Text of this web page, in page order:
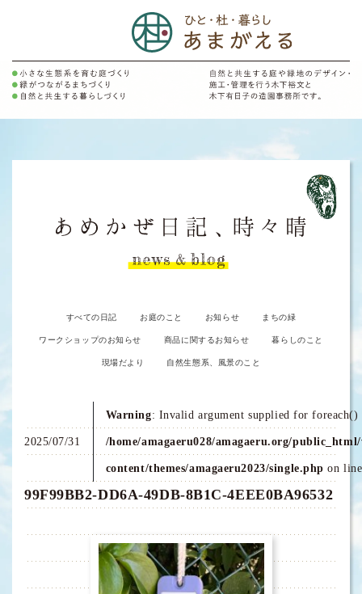
すべての日記 お庭のこと お知らせ まちの緑
ワークショップのお知らせ 商品に関するお知らせ 暮らしのこと
現場だより 自然生態系、風景のこと
2025/07/31
Warning: Invalid argument supplied for foreach()
/home/amagaeru028/amagaeru.org/
content/themes/amagaeru2023/single.php on
99F99BB2-DD6A-49DB-8B1C-4EEE0BA96532